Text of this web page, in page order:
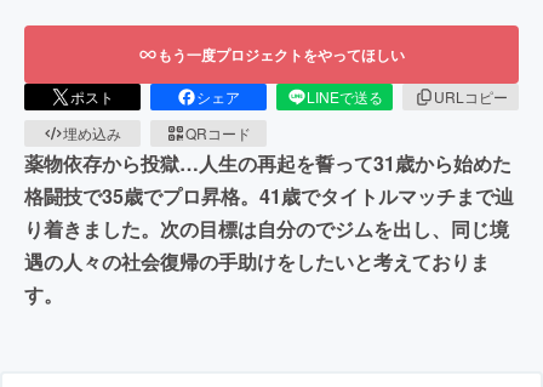
もう一度プロジェクトをやってほしい
ポスト シェア LINEで送る
URLコピー
埋め込み
QRコード
薬物依存から投獄…人生の再起を誓って31歳から始めた
格闘技で35歳でプロ昇格。41歳でタイトルマッチまで辿
り着きました。次の目標は自分のでジムを出し、同じ境
遇の人々の社会復帰の手助けをしたいと考えておりま
す。